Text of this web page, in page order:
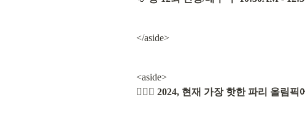
</aside>
<aside>
💁🏻‍♀️ 2024, 현재 가장 핫한 파리 올림